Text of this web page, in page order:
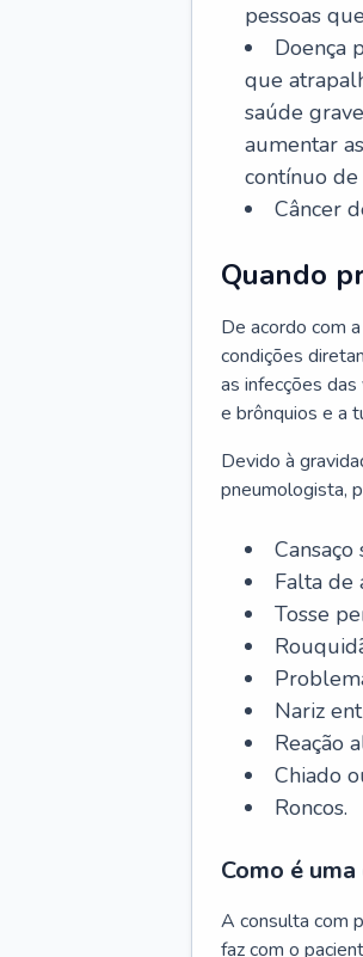
pessoas
Doença
que
saúde
aumentar
contínuo
Câncer
Quando
De acordo com
condições
as infecções
e brônquios e a
Devido à
pneumologista,
Cansaço
Falta de
Tosse
Nariz
Reação
Chiado
Roncos.
Como é
A consulta com
faz com o